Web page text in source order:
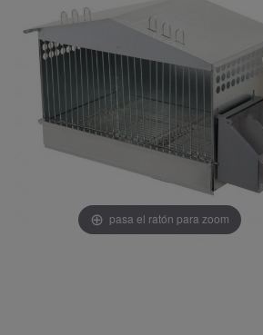
pasa el ratón para zoom